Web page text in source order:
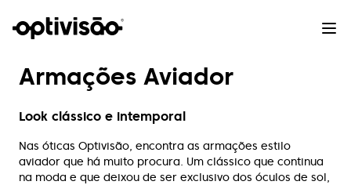
Armações Aviador
Look clássico e intemporal
Nas óticas Optivisão, encontra as armações estilo
aviador que há muito procura. Um clássico que continua
na moda e que deixou de ser exclusivo dos óculos de sol,